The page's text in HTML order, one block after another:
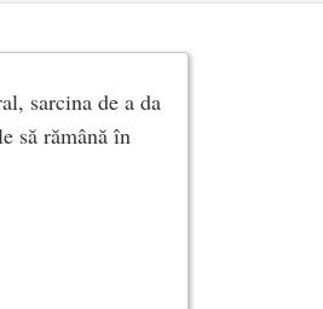
sarcina de a da
să rămână în